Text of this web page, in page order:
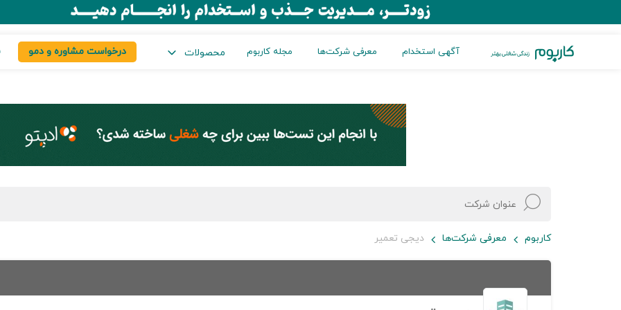
آگهی استخدام معرفی شرکت‌ها مجله کاربوم محصولات درخواست مشاوره و دمو
کاربوم معرفی شرکت‌ها دیجی تعمیر